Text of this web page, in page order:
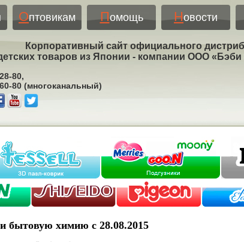
Оптовикам Помощь Новости
Корпоративный сайт официального
товаров из Японии - компании ООО
80,
80 (многоканальный)
бытовую химию с 28.08.2015